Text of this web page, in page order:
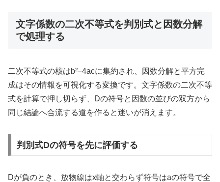
文字係数の二次不等式を判別式と因数分解
で処理する
二次不等式の核はb²−4acに集約され、因数分解と平方完
成はその情報を可視化する変換です。文字係数の二次不等
式を計算で押し切らず、Dの符号と因数の並びの双方から
同じ結論へ合流する道を作ると迷いが消えます。
判別式Dの符号を先に評価する
Dが負のとき、放物線はx軸と交わらず符号はaの符号で全